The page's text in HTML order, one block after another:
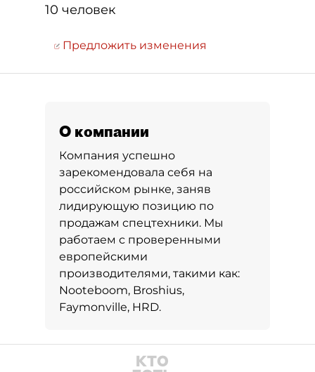
10 человек
Предложить изменения
О компании
Компания успешно
зарекомендовала себя на
российском рынке, заняв
лидирующую позицию по
продажам спецтехники. Мы
работаем с проверенными
европейскими
производителями, такими как:
Nooteboom, Broshius,
Faymonville, HRD.